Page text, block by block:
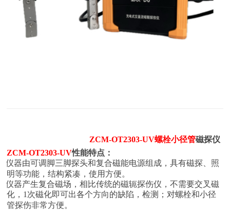
ZCM-OT2303-UV螺栓小径管磁探仪
ZCM-OT2303-UV性能特点：
仪器由可调脚三脚探头和复合磁能电源组成，具有磁探、照
明等功能，结构紧凑，使用方便。
仪器产生复合磁场，相比传统的磁轭探伤仪，不需要交叉磁
化，1次磁化即可出各个方向的缺陷，检测；对螺栓和小径
管探伤非常方便。